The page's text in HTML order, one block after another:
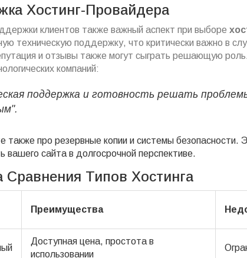
Хостинг-Провайдера
клиентов также важный аспект при выборе
техническую поддержку, что критически важно в
и отзывы также могут сыграть решающую
компаний:
поддержка и готовность решать
также про резервные копии и системы безопасности.
вашего сайта в долгосрочной перспективе.
Сравнения Типов Хостинга
Преимущества
Доступная цена, простота в
использовании